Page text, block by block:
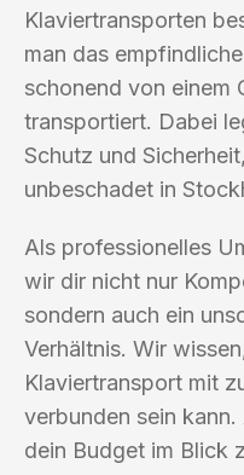
Klaviertransporten
man das
schonend von einem
transportiert. Dabei
Schutz und
unbeschadet in
Als professionelles
wir dir nicht nur
sondern auch ein
Verhältnis. Wir
Klaviertransport mit
verbunden sein
dein Budget im Blick